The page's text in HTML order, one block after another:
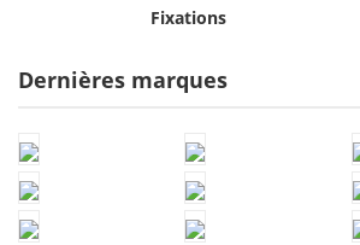
Fixations
Dernières marques